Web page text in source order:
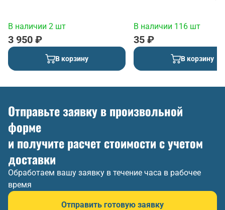
В наличии 2 шт
3 950 ₽
В корзину
В наличии 116 шт
35 ₽
В корзину
Отправьте заявку в произвольной
форме
и получите расчет стоимости с учетом
доставки
Обработаем вашу заявку в течение часа в рабочее
время
Отправить готовую заявку